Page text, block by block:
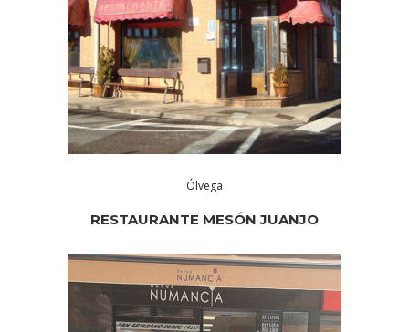
Ólvega
RESTAURANTE MESÓN JUANJO